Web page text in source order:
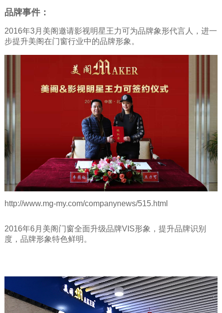
品牌事件：
2016年3月美阁邀请影视明星王力可为品牌象形代言人，进一
步提升美阁在门窗行业中的品牌形象。
http://www.mg-my.com/companynews/515.html
2016年6月美阁门窗全面升级品牌VIS形象，提升品牌识别
度，品牌形象特色鲜明。